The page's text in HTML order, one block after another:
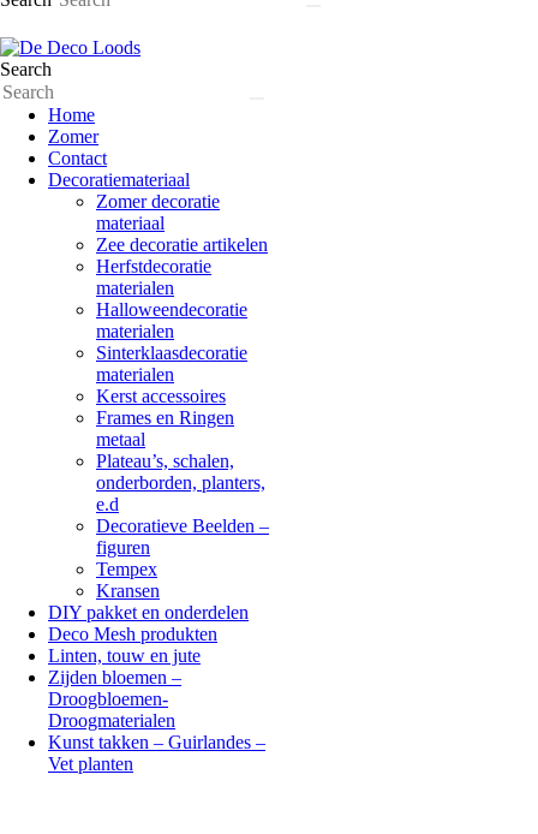
Search
Home
Zomer
Contact
Decoratiemateriaal
Zomer decoratie
materiaal
Zee decoratie artikelen
Herfstdecoratie
materialen
Halloweendecoratie
materialen
Sinterklaasdecoratie
materialen
Kerst accessoires
Frames en Ringen
metaal
Plateau’s, schalen,
onderborden, planters,
e.d
Decoratieve Beelden –
figuren
Tempex
Kransen
DIY pakket en onderdelen
Deco Mesh produkten
Linten, touw en jute
Zijden bloemen –
Droogbloemen-
Droogmaterialen
Kunst takken – Guirlandes –
Vet planten